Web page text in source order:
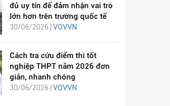
đủ uy tín để đảm nhận vai trò
lớn hơn trên trường quốc tế
30/06/2026 | VOVVN
Cách tra cứu điểm thi tốt
nghiệp THPT năm 2026 đơn
giản, nhanh chóng
30/06/2026 | VOVVN